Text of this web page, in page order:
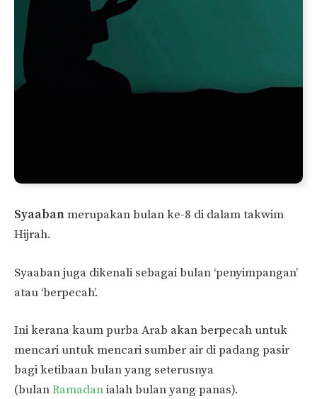
Syaabanmerupakan bulan ke-8 di dalam takwim
Hijrah.
Syaaban juga dikenali sebagai bulan ‘penyimpangan’
atau ‘berpecah’.
Ini kerana kaum purba Arab akan berpecah untuk
mencari untuk mencari sumber air di padang pasir
bagi ketibaan bulan yang seterusnya
(bulanRamadanialah bulan yang panas).